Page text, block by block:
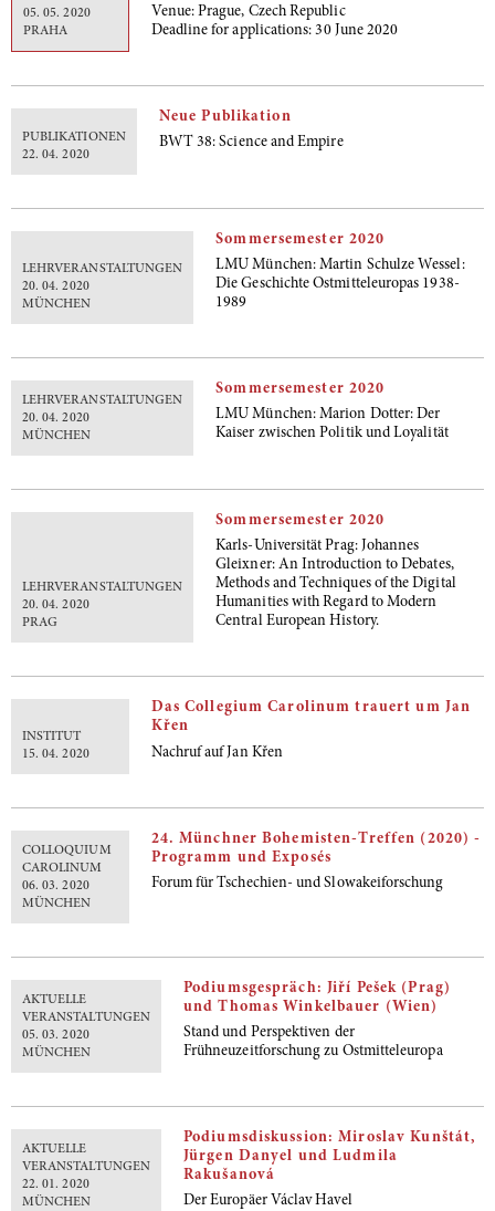
05. 05. 2020
PRAHA
Venue: Prague, Czech Republic
Deadline for applications: 30 June 2020
PUBLIKATIONEN
22. 04. 2020
Neue Publikation
BWT 38: Science and Empire
LEHRVERANSTALTUNGEN
20. 04. 2020
MÜNCHEN
Sommersemester 2020
LMU München: Martin Schulze Wessel:
Die Geschichte Ostmitteleuropas 1938-
1989
LEHRVERANSTALTUNGEN
20. 04. 2020
MÜNCHEN
Sommersemester 2020
LMU München: Marion Dotter: Der
Kaiser zwischen Politik und Loyalität
LEHRVERANSTALTUNGEN
20. 04. 2020
PRAG
Sommersemester 2020
Karls-Universität Prag: Johannes
Gleixner: An Introduction to Debates,
Methods and Techniques of the Digital
Humanities with Regard to Modern
Central European History.
INSTITUT
15. 04. 2020
Das Collegium Carolinum trauert um Jan
Křen
Nachruf auf Jan Křen
COLLOQUIUM
CAROLINUM
06. 03. 2020
MÜNCHEN
24. Münchner Bohemisten-Treffen (2020) -
Programm und Exposés
Forum für Tschechien- und Slowakeiforschung
AKTUELLE
VERANSTALTUNGEN
05. 03. 2020
MÜNCHEN
Podiumsgespräch: Jiří Pešek (Prag)
und Thomas Winkelbauer (Wien)
Stand und Perspektiven der
Frühneuzeitforschung zu Ostmitteleuropa
AKTUELLE
VERANSTALTUNGEN
22. 01. 2020
MÜNCHEN
Podiumsdiskussion: Miroslav Kunštát,
Jürgen Danyel und Ludmila
Rakušanová
Der Europäer Václav Havel